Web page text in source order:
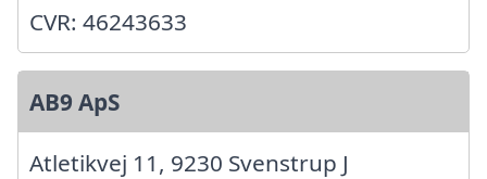
CVR: 46243633
AB9 ApS
Atletikvej 11, 9230 Svenstrup J